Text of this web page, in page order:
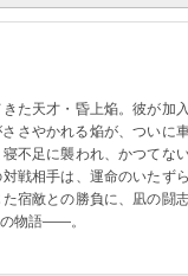
た天才・昏上焔。彼が加
さやかれる焔が、ついに
不足に襲われ、かつてな
戦相手は、運命のいたず
宿敵との勝負に、凪の闘
物語――。